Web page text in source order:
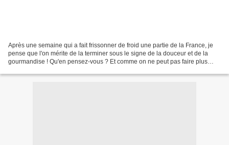
Après une semaine qui a fait frissonner de froid une partie de la France, je
pense que l'on mérite de la terminer sous le signe de la douceur et de la
gourmandise ! Qu'en pensez-vous ? Et comme on ne peut pas faire plus